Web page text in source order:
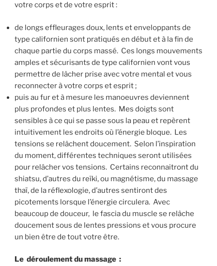
votre corps et de votre esprit :
de longs effleurages doux, lents et enveloppants de
type californien sont pratiqués en début et à la fin de
chaque partie du corps massé. Ces longs mouvements
amples et sécurisants de type californien vont vous
permettre de lâcher prise avec votre mental et vous
reconnecter à votre corps et esprit ;
puis au fur et à mesure les manoeuvres deviennent
plus profondes et plus lentes. Mes doigts sont
sensibles à ce qui se passe sous la peau et repèrent
intuitivement les endroits où l’énergie bloque. Les
tensions se relâchent doucement. Selon l’inspiration
du moment, différentes techniques seront utilisées
pour relâcher vos tensions. Certains reconnaitront du
shiatsu, d’autres du reïki, ou magnétisme, du massage
thaï, de la réflexologie, d’autres sentiront des
picotements lorsque l’énergie circulera. Avec
beaucoup de douceur, le fascia du muscle se relâche
doucement sous de lentes pressions et vous procure
un bien être de tout votre être.
Le déroulement du massage :